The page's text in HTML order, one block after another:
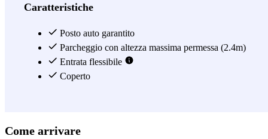
Caratteristiche
Posto auto garantito
Parcheggio con altezza massima permessa (2.4m)
Entrata flessibile
Coperto
Come arrivare